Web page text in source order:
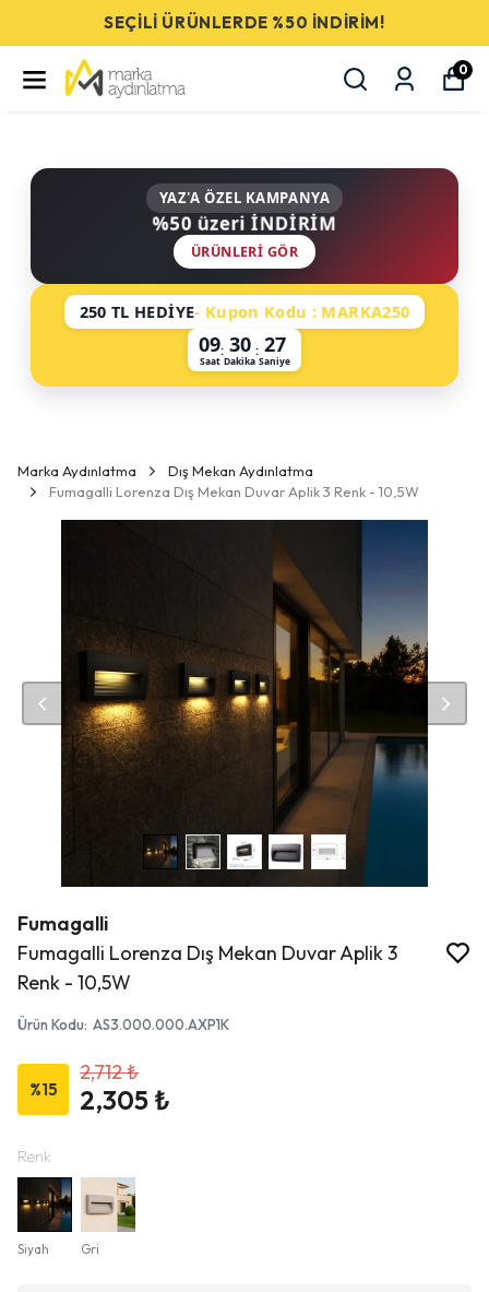
SEÇİLİ ÜRÜNLERDE %50 İNDİRİM!
0
YAZ'A ÖZEL KAMPANYA
%50 üzeri İNDİRİM
ÜRÜNLERI GÖR
250 TL HEDİYE- Kupon Kodu : MARKA250
09
Saat
: 30
Dakika
: 27
Saniye
Marka Aydınlatma
Dış Mekan Aydınlatma
Fumagalli Lorenza Dış Mekan Duvar Aplik 3 Renk - 10,5W
Fumagalli
Fumagalli Lorenza Dış Mekan Duvar Aplik 3
Renk - 10,5W
Ürün Kodu: AS3.000.000.AXP1K
%15
2,712 ₺
2,305 ₺
Renk
Siyah Gri